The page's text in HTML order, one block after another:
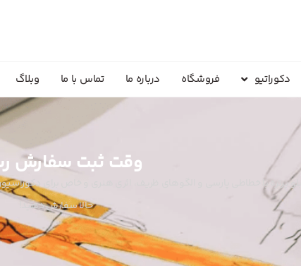
دکوراتیو فروشگاه درباره ما تماس با ما وبلاگ
وقت ثبت سفارش
تابلو پرتره با خطاطی پارسی و الگوهای ظریف، اثری هنری و خاص برای
حالا سفارش دهید!